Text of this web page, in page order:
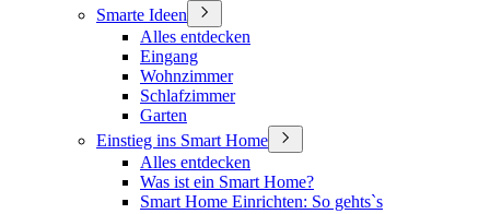
Smarte Ideen
Alles entdecken
Eingang
Wohnzimmer
Schlafzimmer
Garten
Einstieg ins Smart Home
Alles entdecken
Was ist ein Smart Home?
Smart Home Einrichten: So gehts`s